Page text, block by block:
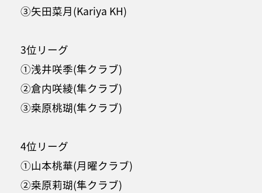
③矢田菜月(Kariya KH)
3位リーグ
①浅井咲季(隼クラブ)
②倉内咲綾(隼クラブ)
③桒原桃瑚(隼クラブ)
4位リーグ
①山本桃華(月曜クラブ)
②桒原莉瑚(隼クラブ)